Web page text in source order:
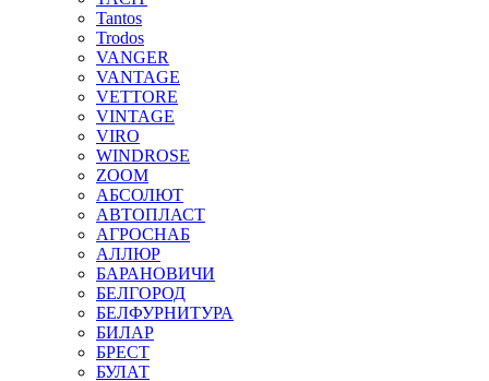
Tantos
Trodos
VANGER
VANTAGE
VETTORE
VINTAGE
VIRO
WINDROSE
ZOOM
АБСОЛЮТ
АВТОПЛАСТ
АГРОСНАБ
АЛЛЮР
БАРАНОВИЧИ
БЕЛГОРОД
БЕЛФУРНИТУРА
БИЛАР
БРЕСТ
БУЛАТ